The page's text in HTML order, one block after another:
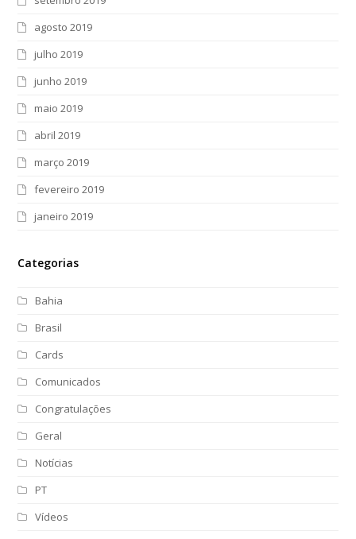
agosto 2019
julho 2019
junho 2019
maio 2019
abril 2019
março 2019
fevereiro 2019
janeiro 2019
Categorias
Bahia
Brasil
Cards
Comunicados
Congratulações
Geral
Notícias
PT
Vídeos